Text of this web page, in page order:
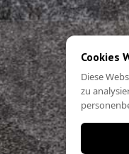
Cookies
Diese
zu